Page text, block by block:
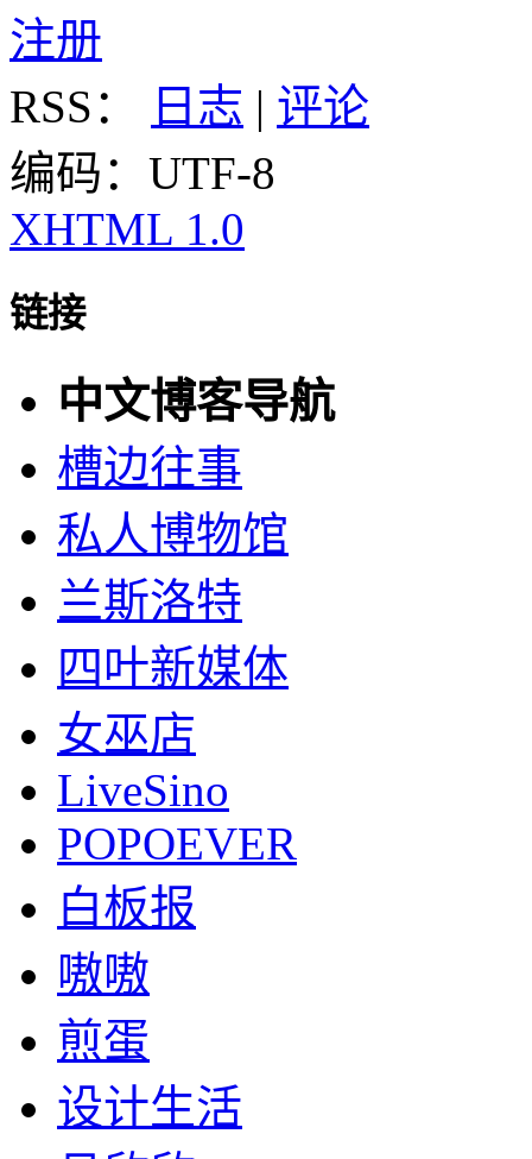
注册
RSS：
日志 | 评论
编码：UTF-8
XHTML 1.0
链接
中文博客导航
槽边往事
私人博物馆
兰斯洛特
四叶新媒体
女巫店
LiveSino
POPOEVER
白板报
嗷嗷
煎蛋
设计生活